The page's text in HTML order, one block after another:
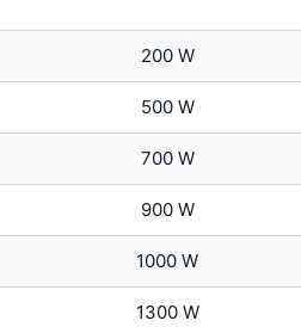
200 W
500 W
700 W
900 W
1000 W
1300 W